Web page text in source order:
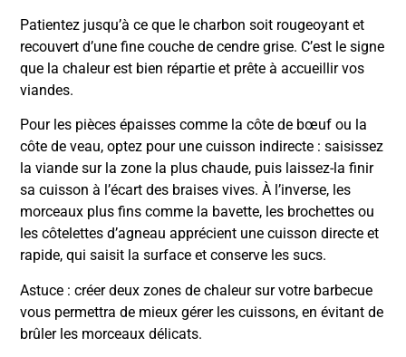
Patientez jusqu’à ce que le charbon soit rougeoyant et
recouvert d’une fine couche de cendre grise. C’est le signe
que la chaleur est bien répartie et prête à accueillir vos
viandes.
Pour les pièces épaisses comme la côte de bœuf ou la
côte de veau, optez pour une cuisson indirecte : saisissez
la viande sur la zone la plus chaude, puis laissez-la finir
sa cuisson à l’écart des braises vives. À l’inverse, les
morceaux plus fins comme la bavette, les brochettes ou
les côtelettes d’agneau apprécient une cuisson directe et
rapide, qui saisit la surface et conserve les sucs.
Astuce : créer deux zones de chaleur sur votre barbecue
vous permettra de mieux gérer les cuissons, en évitant de
brûler les morceaux délicats.